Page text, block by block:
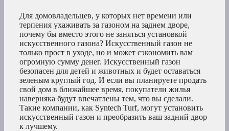
Для домовладельцев, у которых нет времени или
терпения ухаживать за газоном на заднем дворе,
почему бы вместо этого не заняться установкой
искусственного газона? Искусственный газон не
только прост в уходе, но и может сэкономить вам
огромную сумму денег. Искусственный газон
безопасен для детей и животных и будет оставаться
зеленым круглый год. И если вы планируете продать
свой дом в ближайшее время, покупатели жилья
наверняка будут впечатлены тем, что вы сделали.
Такие компании, как Syntech Turf, могут установить
искусственный газон и преобразить ваш задний двор
к лучшему.